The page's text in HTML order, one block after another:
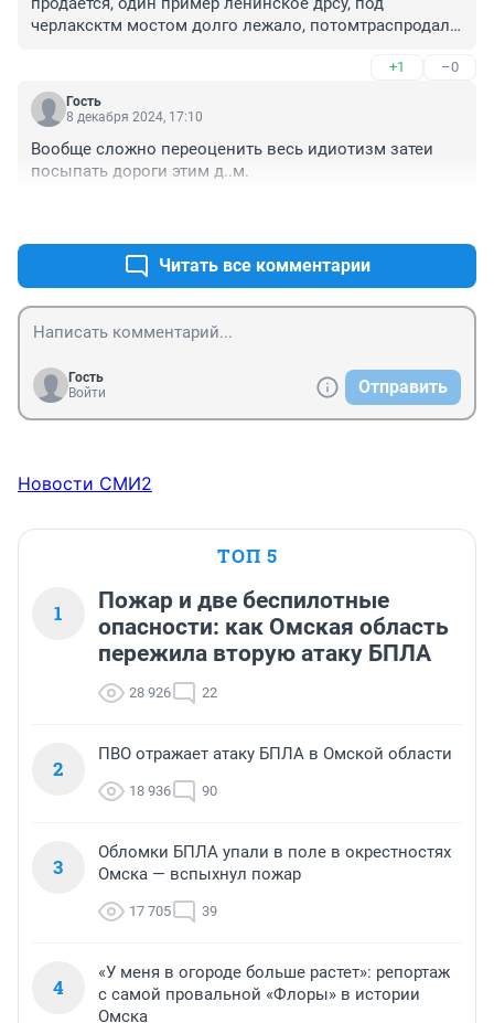
черлаксктм мостом долго лежало, потомтраспродали,
+1 –0
Гость
8 декабря 2024, 17:10
Вообще сложно переоценить весь идиотизм затеи
посыпать дороги этим д..м.
Читать все комментарии
Гость
Войти
Отправить
Новости СМИ2
ТОП 5
1
Пожар и две беспилотные
опасности: как Омская область
пережила вторую атаку БПЛА
28 926 22
2
ПВО отражает атаку БПЛА в Омской области
18 936 90
3
Обломки БПЛА упали в поле в окрестностях
Омска — вспыхнул пожар
17 705 39
4
«У меня в огороде больше растет»: репортаж
с самой провальной «Флоры» в истории
Омска